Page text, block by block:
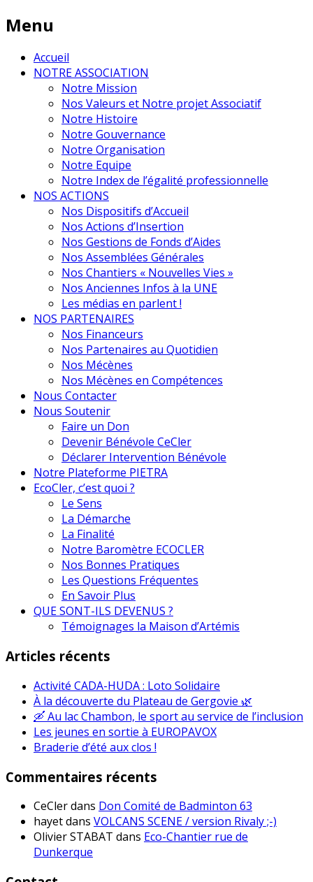
Menu
Accueil
NOTRE ASSOCIATION
Notre Mission
Nos Valeurs et Notre projet Associatif
Notre Histoire
Notre Gouvernance
Notre Organisation
Notre Equipe
Notre Index de l’égalité professionnelle
NOS ACTIONS
Nos Dispositifs d’Accueil
Nos Actions d’Insertion
Nos Gestions de Fonds d’Aides
Nos Assemblées Générales
Nos Chantiers « Nouvelles Vies »
Nos Anciennes Infos à la UNE
Les médias en parlent !
NOS PARTENAIRES
Nos Financeurs
Nos Partenaires au Quotidien
Nos Mécènes
Nos Mécènes en Compétences
Nous Contacter
Nous Soutenir
Faire un Don
Devenir Bénévole CeCler
Déclarer Intervention Bénévole
Notre Plateforme PIETRA
EcoCler, c’est quoi ?
Le Sens
La Démarche
La Finalité
Notre Baromètre ECOCLER
Nos Bonnes Pratiques
Les Questions Fréquentes
En Savoir Plus
QUE SONT-ILS DEVENUS ?
Témoignages la Maison d’Artémis
Articles récents
Activité CADA-HUDA : Loto Solidaire
À la découverte du Plateau de Gergovie 🌿
🛶 Au lac Chambon, le sport au service de l’inclusion
Les jeunes en sortie à EUROPAVOX
Braderie d’été aux clos !
Commentaires récents
CeClerdans Don Comité de Badminton 63
hayetdans VOLCANS SCENE / version Rivaly ;-)
Olivier STABAT dans Eco-Chantier rue de
Dunkerque